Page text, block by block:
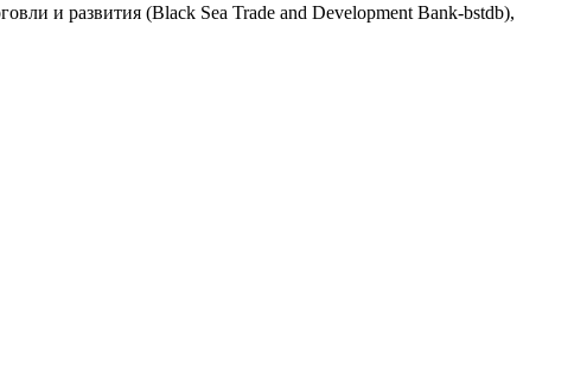
и развития (Black Sea Trade and Development Bank-bstdb),